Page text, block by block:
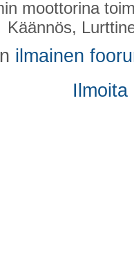
moottorina
Käännös,
ilmainen